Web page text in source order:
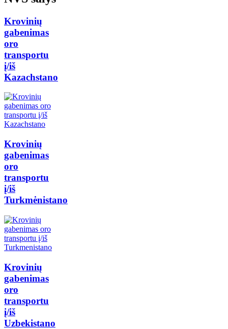
Krovinių
gabenimas
oro
transportu
į/iš
Kazachstano
Krovinių
gabenimas
oro
transportu
į/iš
Turkmėnistano
Krovinių
gabenimas
oro
transportu
į/iš
Uzbekistano